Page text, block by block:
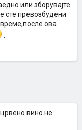
или зборувајте
сте превозбудени
време,после ова
вино не